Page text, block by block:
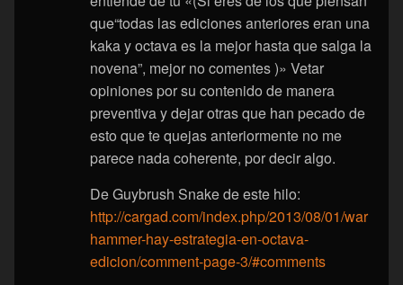
que“todas las ediciones anteriores eran una
kaka y octava es la mejor hasta que salga la
novena”, mejor no comentes )» Vetar
opiniones por su contenido de manera
preventiva y dejar otras que han pecado de
esto que te quejas anteriormente no me
parece nada coherente, por decir algo.
De Guybrush Snake de este hilo:
http://cargad.com/index.php/2013/08/01/war
hammer-hay-estrategia-en-octava-
edicion/comment-page-3/#comments